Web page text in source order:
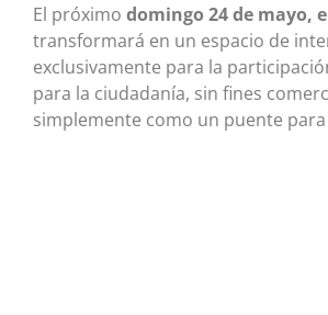
El próximo domingo 24 de mayo,
transformará en un espacio de
exclusivamente para la
para la ciudadanía, sin fines
simplemente como un puente